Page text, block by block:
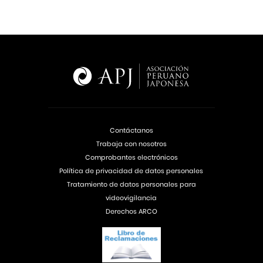
Contáctanos
Trabaja con nosotros
Comprobantes electrónicos
Política de privacidad de datos personales
Tratamiento de datos personales para
videovigilancia
Derechos ARCO